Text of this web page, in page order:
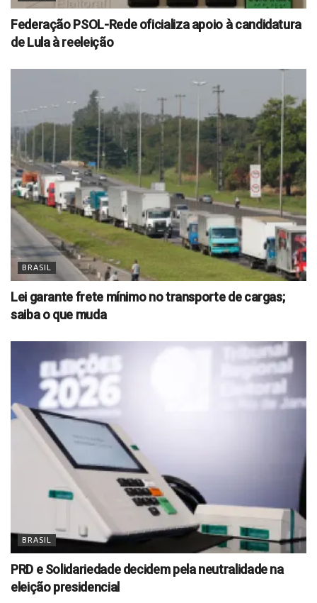
Federação PSOL-Rede oficializa apoio à candidatura
de Lula à reeleição
BRASIL
Lei garante frete mínimo no transporte de cargas;
saiba o que muda
BRASIL
PRD e Solidariedade decidem pela neutralidade na
eleição presidencial